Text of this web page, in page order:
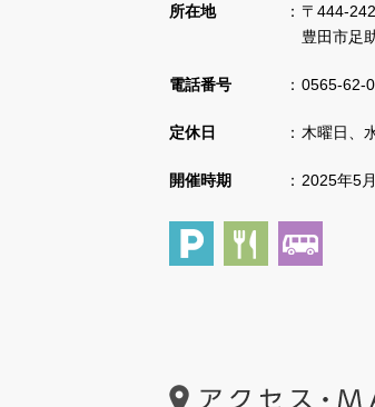
所在地
〒444-
豊田市足
電話番号 0565-62-
定休日 木曜日、
開催時期 2025年5